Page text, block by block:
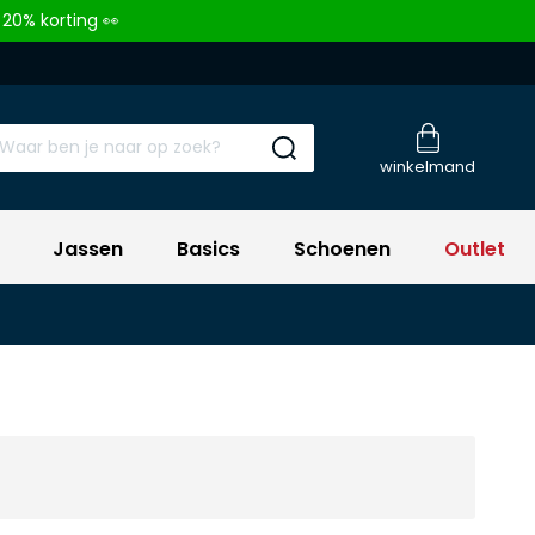
korting 👀
winkelmand
Submit search
Jassen Basics Schoenen Outlet